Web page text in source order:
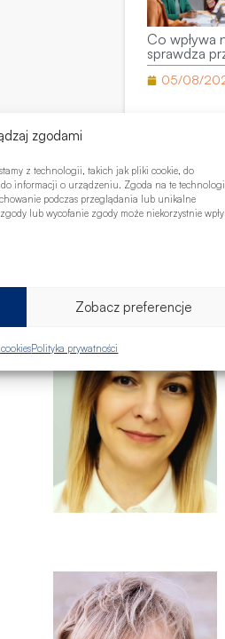
zgodami
z technologii, takich jak pliki cookie, do
informacji o urządzeniu. Zgoda na te
podczas przeglądania lub unikalne
lub wycofanie zgody może niekorzystnie
Zobacz preferencje
Polityka prywatności
Co wpływa
sprawdza
05/08/